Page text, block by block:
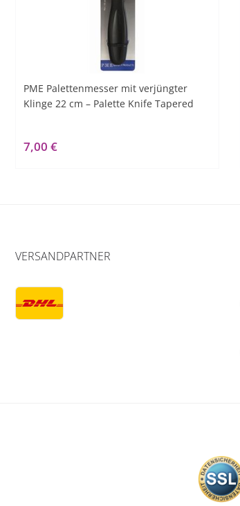
PME Palettenmesser mit verjüngter
Klinge 22 cm – Palette Knife Tapered
7,00 €
VERSANDPARTNER